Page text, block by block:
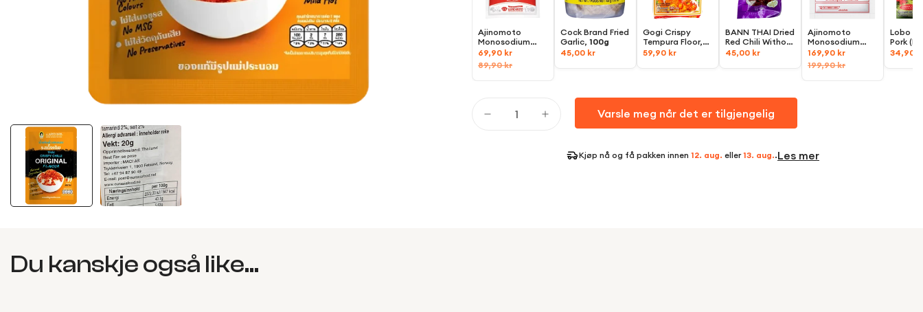
Ajinomoto
Monosodium
Glutamate
(MSG),
69,90 kr
89,90 kr
Cock Brand Fried
Garlic, 100g
45,00 kr
Gogi Crispy
Tempura Floor,
500g
59,90 kr
BANN THAI Dried
Red Chili Without
Stalk, 100g
45,00 kr
Ajinomoto
Monosodium
Glutamate
(MSG), 1kg
169,90 kr
199,90 kr
Lobo
Pork
34,90
Varsle meg når det er tilgjengelig
Kjøp nå og få pakken innen 12. aug. eller13. aug..Les mer
Du kanskje også like...